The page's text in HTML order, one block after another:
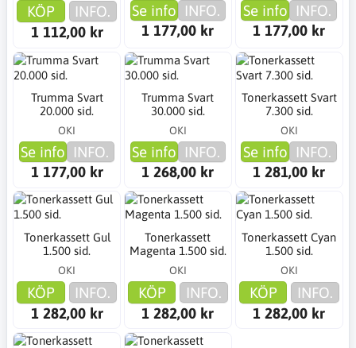
KÖP
INFO.
1 112,00 kr
Se info INFO.
1 177,00 kr
Se info INFO.
1 177,00 kr
Trumma Svart
20.000 sid.
OKI
Se info INFO.
1 177,00 kr
Trumma Svart
30.000 sid.
OKI
Se info INFO.
1 268,00 kr
Tonerkassett Svart
7.300 sid.
OKI
Se info INFO.
1 281,00 kr
Tonerkassett Gul
1.500 sid.
OKI
KÖP
INFO.
1 282,00 kr
Tonerkassett
Magenta 1.500 sid.
OKI
KÖP
INFO.
1 282,00 kr
Tonerkassett Cyan
1.500 sid.
OKI
KÖP
INFO.
1 282,00 kr